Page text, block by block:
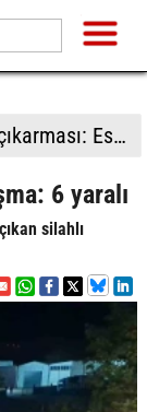
BTP Kocaeli'den Darıca çıkarması: Esnaf ve derneklerden yoğun ilgi
6 yaralı
silahlı